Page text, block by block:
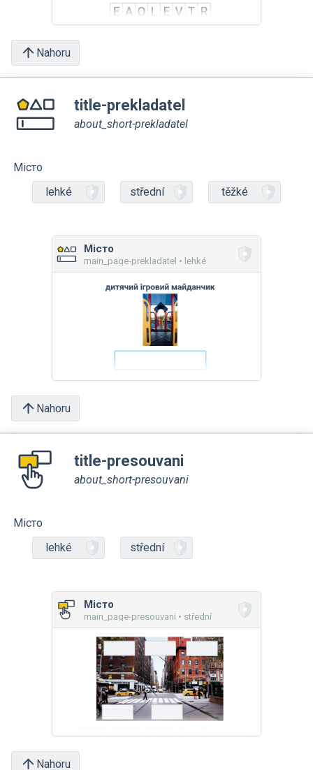
Nahoru
title-prekladatel
about_short-prekladatel
Місто
lehké
střední těžké
Місто
main_page-prekladatel • lehké
Nahoru
title-presouvani
about_short-presouvani
Місто
lehké
střední
Місто
main_page-presouvani • střední
Nahoru